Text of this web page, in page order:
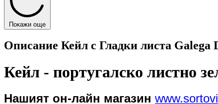
Покажи още
Описание Кейл с Гладки листа Galega
Кейл - португалско листно
Нашият он-лайн магазин